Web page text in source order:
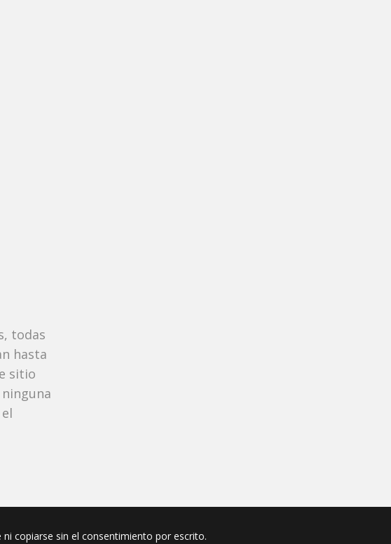
todas
hasta
sitio
copiarse sin el consentimiento por escrito.